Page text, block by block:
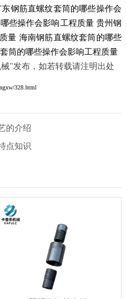
东​钢筋直螺纹套筒的哪些操作会
些操作会影响工程质量 贵州​钢
量 海南​钢筋直螺纹套筒的哪些
筒的哪些操作会影响工程质量
"发布，如若转载请注明出处
328.html
的介绍
点知识